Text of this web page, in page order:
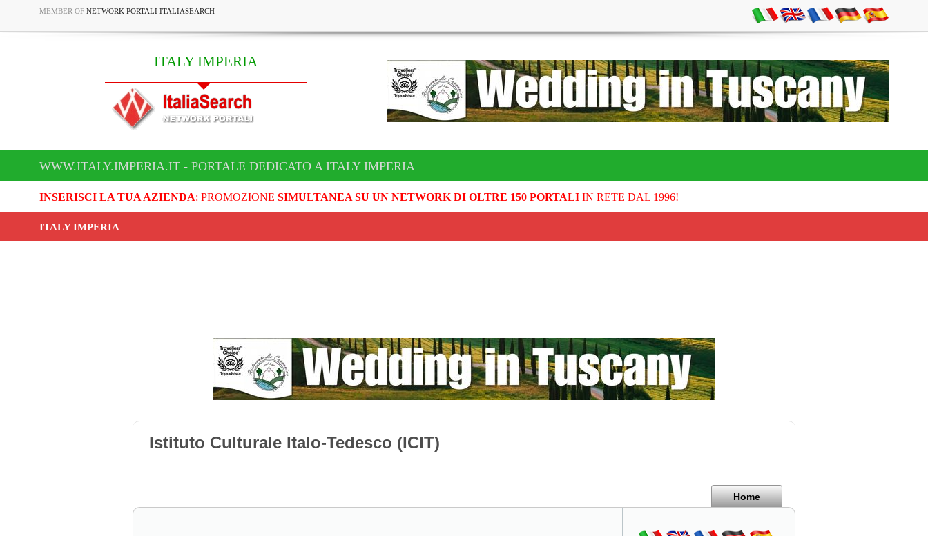
MEMBER OF NETWORK PORTALI ITALIASEARCH
ITALY IMPERIA
WWW.ITALY.IMPERIA.IT - PORTALE DEDICATO A ITALY IMPERIA
INSERISCI LA TUA AZIENDA: PROMOZIONE SIMULTANEA SU UN NETWORK DI OLTRE 150 PORTALIIN RETE DAL 1996!
ITALY IMPERIA
Istituto Culturale Italo-Tedesco (ICIT)
Home